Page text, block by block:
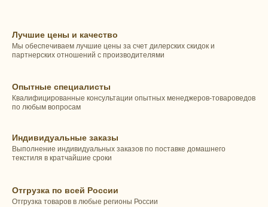
Лучшие цены и качество
Мы обеспечиваем лучшие цены за счет дилерских скидок и
партнерских отношений с производителями
Опытные специалисты
Квалифицированные консультации опытных менеджеров-товароведов
по любым вопросам
Индивидуальные заказы
Выполнение индивидуальных заказов по поставке домашнего
текстиля в кратчайшие сроки
Отгрузка по всей России
Отгрузка товаров в любые регионы России